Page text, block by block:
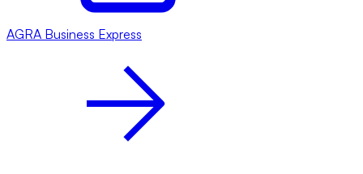
AGRA Business Express